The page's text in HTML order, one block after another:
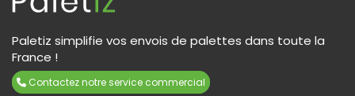
Paletiz simplifie vos envois de palettes dans toute la
France !
Contactez notre service commercial